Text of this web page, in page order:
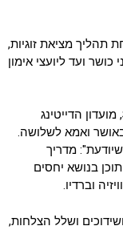
תהליך מציאת זוגיות,
ועד ליועצי אימון
סיון קנטי אביטן היא מנכ”לית ומייסדת SHRINE, מועדון הדייטינג
באושר ואמא לשלושה.
מדריך
בנושא יחסים
וברדיו.
ושלל הצלחות,